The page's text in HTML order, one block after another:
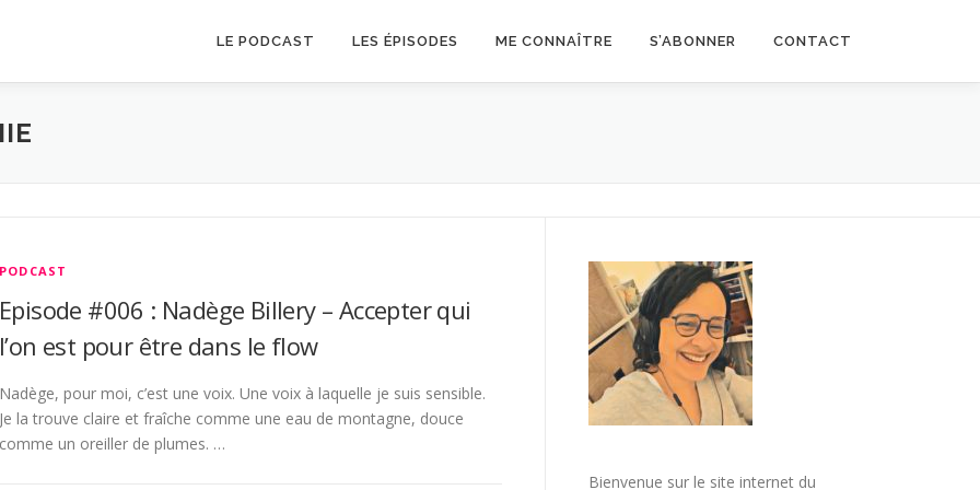
LE PODCAST LES ÉPISODES ME CONNAÎTRE S’ABONNER CONTACT
PODCAST
Episode #006 : Nadège Billery – Accepter qui
l’on est pour être dans le flow
Nadège, pour moi, c’est une voix. Une voix à laquelle je suis sensible.
Je la trouve claire et fraîche comme une eau de montagne, douce
comme un oreiller de plumes. …
Bienvenue sur le site internet du